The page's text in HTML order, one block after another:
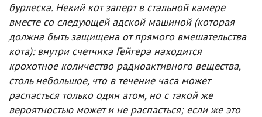
бурлеска. Некий кот заперт в стальной камере
вместе со следующей адской машиной (которая
должна быть защищена от прямого вмешательства
кота): внутри счетчика Гейгера находится
крохотное количество радиоактивного вещества,
столь небольшое, что в течение часа может
распасться только один атом, но с такой же
вероятностью может и не распасться; если же это